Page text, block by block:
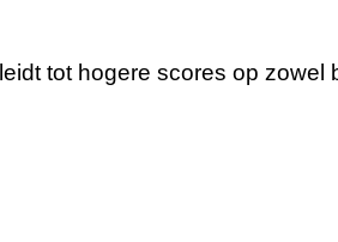
tot hogere scores op zowel